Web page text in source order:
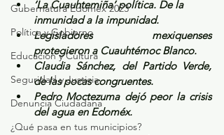
Gubernatura Edoméx 2023
Política y Gobierno
Educación y Cultura
Seguridad y Justicia
Denuncia Ciudadana
¿Qué pasa en tus municipios?
‘La Cuauhtemiña’ política. De la
inmunidad a la impunidad.
Legisladores mexiquenses
protegieron a Cuauhtémoc Blanco.
Claudia Sánchez, del Partido Verde,
de las pocas congruentes.
Pedro Moctezuma dejó peor la crisis
del agua en Edoméx.